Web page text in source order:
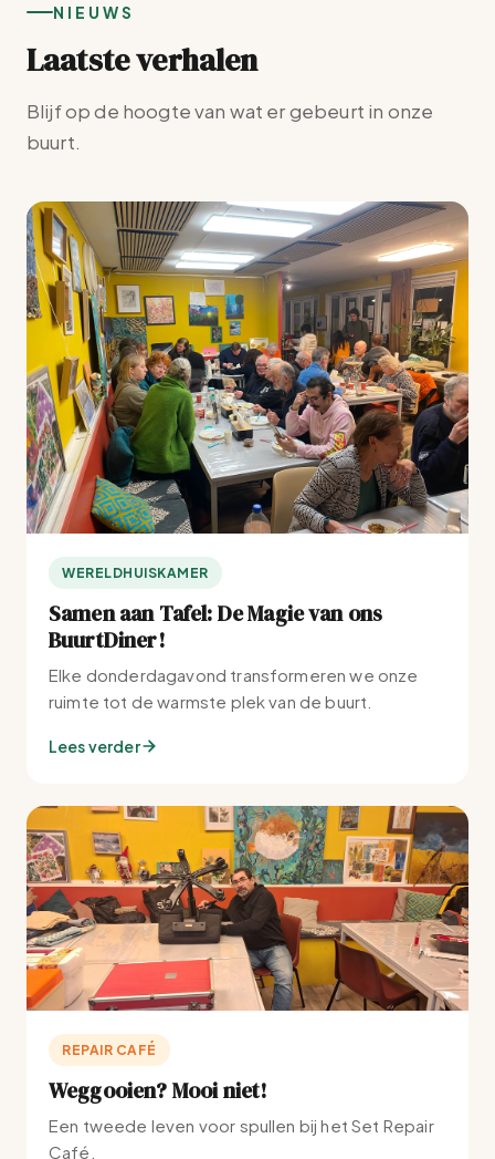
NIEUWS
Laatste verhalen
Blijf op de hoogte van wat er gebeurt in onze
buurt.
WERELDHUISKAMER
Samen aan Tafel: De Magie van ons
BuurtDiner!
Elke donderdagavond transformeren we onze
ruimte tot de warmste plek van de buurt.
Lees verder
REPAIR CAFÉ
Weggooien? Mooi niet!
Een tweede leven voor spullen bij het Set Repair
Café.